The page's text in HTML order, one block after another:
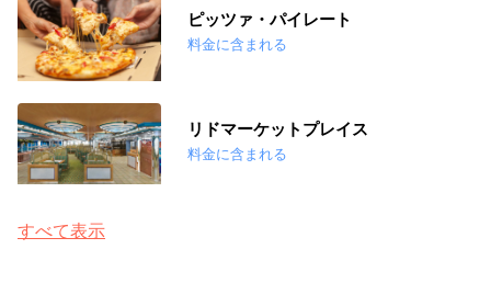
ピッツァ・パイレート
料金に含まれる
リドマーケットプレイス
料金に含まれる
すべて表示